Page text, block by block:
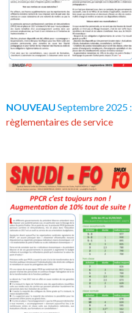
NOUVEAU Septembre 2025 :
règlementaires de service